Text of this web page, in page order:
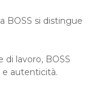
BOSS si distingue
lavoro, BOSS
e autenticità.